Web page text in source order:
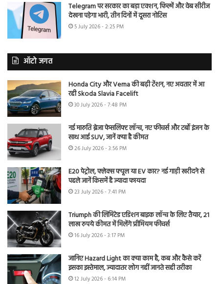
Telegram पर सरकार का बड़ा एक्शन, फिल्में और वेब सीरीज
देखना पड़ेगा भारी, तीन दिनों में दूसरा नोटिस
5 July 2026 - 2:25 PM
ऑटो जगत
Honda City और Verna की बढ़ी टेंशन, नए अवतार में आ
रही Skoda Slavia Facelift
30 July 2026 - 7:48 PM
नई मारुति ब्रेजा फेसलिफ्ट लॉन्च, नए फीचर्स और टर्बो इंजन के
साथ आई SUV, जानें क्या है कीमत
26 July 2026 - 3:56 PM
E20 पेट्रोल, फ्लेक्स फ्यूल या EV कार? नई गाड़ी खरीदने से
पहले जानें किसमें है ज्यादा फायदा
23 July 2026 - 7:41 PM
Triumph की लिमिटेड एडिशन बाइक लॉन्च के लिए तैयार, 21
लाख रुपये कीमत में मिलेंगे प्रीमियम फीचर्स
16 July 2026 - 3:17 PM
जानिए Hazard Light का क्या काम है, कब और कैसे करें
इसका इस्तेमाल, ज्यादातर लोग नहीं जानते सही तरीका
12 July 2026 - 6:14 PM